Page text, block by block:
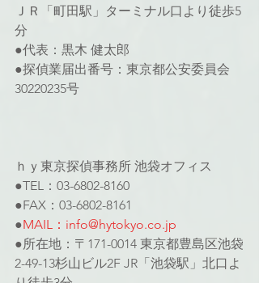
ＪＲ「町田駅」ターミナル口より徒歩5
分
●代表：黒木 健太郎
●探偵業届出番号：東京都公安委員会
30220235号
ｈｙ東京探偵事務所 池袋オフィス
●TEL：03-6802-8160
●FAX：03-6802-8161
●MAIL：info@hytokyo.co.jp
●所在地：〒171-0014 東京都豊島区池袋
2-49-13杉山ビル2F JR「池袋駅」北口よ